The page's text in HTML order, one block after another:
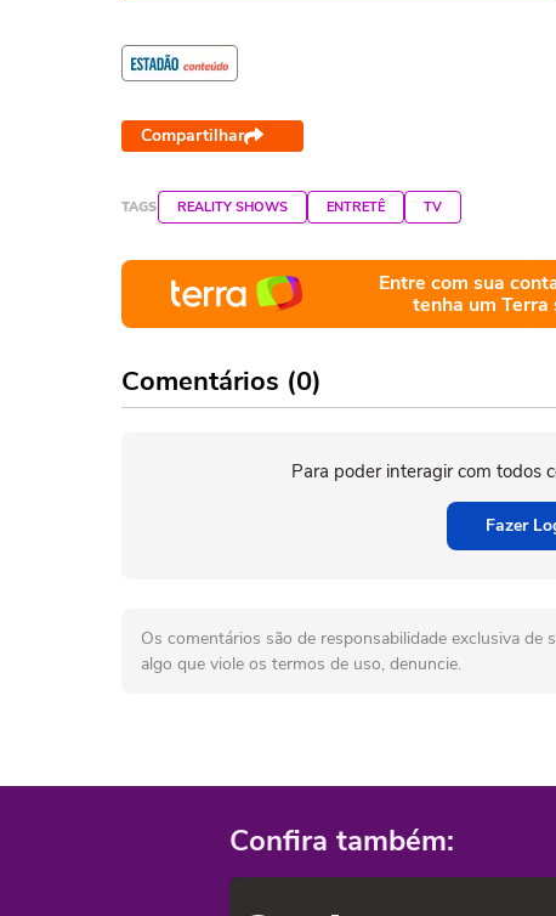
Compartilhar
TAGS REALITY SHOWS ENTRETÊ TV
Entre com sua
tenha um Terra
Comentários (0)
Para poder interagir com todos
Fazer
Os comentários são de responsabilidade exclusiva
algo que viole os termos de uso, denuncie.
Confira também: